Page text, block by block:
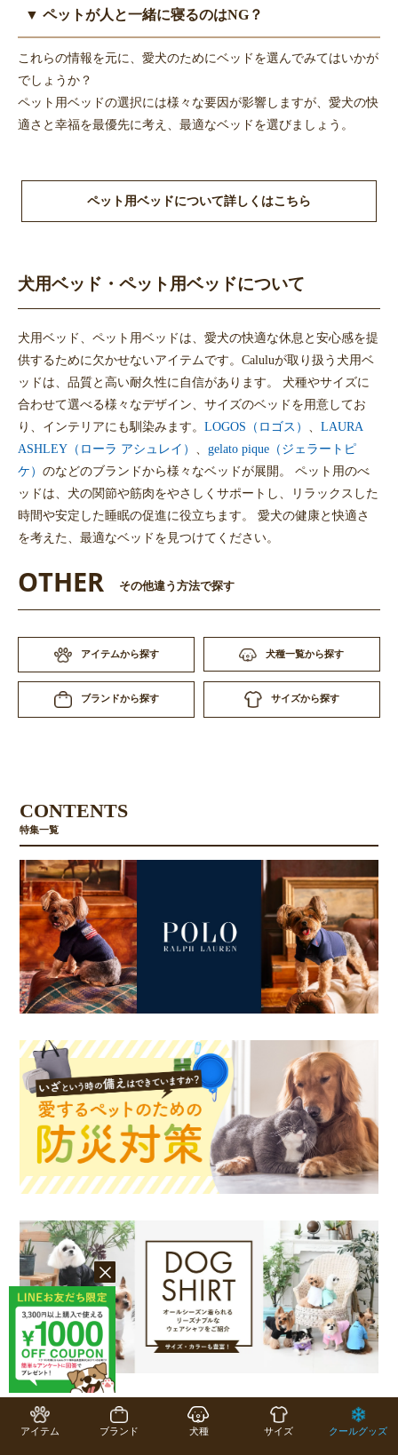
けましょう。
他には、素材を破れにくい生地のものに変える、散歩などでたく
さん体を動かしてストレスを発散させるといった方法を試してみ
ましょう。
猫は汚れたトイレを使いたがらないので、トイレはいつも清潔に
子犬、子猫やシニア期のペットは、ベッドやマットを洗える素材
にするのがベストですが、頻繁な場合はペット用シーツを下に敷
いて、その上にバスタオルなど洗いやすい布を置いて対応しまし
ょう。
▼ ペットが人と一緒に寝るのはNG？
しょう。
これらの情報を元に、愛犬のためにベッドを選んでみてはいかが
でしょうか？
ペット用ベッドの選択には様々な要因が影響しますが、愛犬の快
適さと幸福を最優先に考え、最適なベッドを選びましょう。
ペット用ベッドについて詳しくはこちら
犬用ベッド・ペット用ベッドについて
犬用ベッド、ペット用ベッドは、愛犬の快適な休息と安心感を提
供するために欠かせないアイテムです。Caluluが取り扱う犬用ベ
ッドは、品質と高い耐久性に自信があります。 犬種やサイズに
合わせて選べる様々なデザイン、サイズのベッドを用意してお
り、インテリアにも馴染みます。 LOGOS（ロゴス）
LAURA
ASHLEY（ローラ アシュレイ）
gelato pique（ジェラートピ
ケ） のなどのブランドから様々なベッドが展開。 ペット用のべ
ッドは、犬の関節や筋肉をやさしくサポートし、リラックスした
時間や安定した睡眠の促進に役立ちます。 愛犬の健康と快適さ
を考えた、最適なベッドを見つけてください。
OTHER その他違う方法で探す
アイテムから探す 犬種一覧から探す
ブランドから探す サイズから探す
アイテム ブランド 犬種 サイズ クールグッズ
CONTENTS
特集一覧